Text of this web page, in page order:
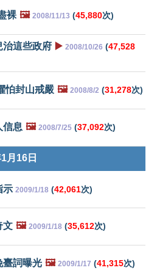
裸 🖼️ 2008/11/13 (45,880次)
治這些政府 ▶️ 2008/10/26 (47,528
怕封山戒嚴 🖼️ 2008/8/2 (31,278次)
信息 🖼️ 2008/7/25 (37,092次)
月16日
示 2009/1/18 (42,061次)
文 🖼️ 2009/1/18 (35,612次)
臺詞曝光 🖼️ 2009/1/17 (41,315次)